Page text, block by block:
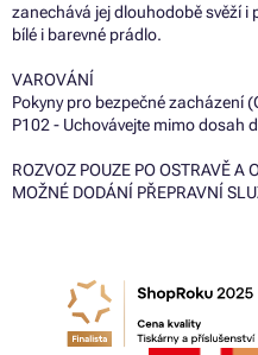
zanechává jej dlouhodobě svěží i
bílé i barevné prádlo.
VAROVÁNÍ
Pokyny pro bezpečné zacházení
P102 - Uchovávejte mimo dosah
ROZVOZ POUZE PO OSTRAVĚ A
MOŽNÉ DODÁNÍ PŘEPRAVNÍ